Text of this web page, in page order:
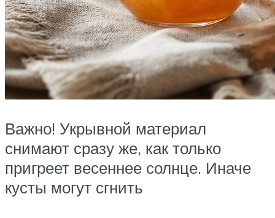
Важно! Укрывной материал
снимают сразу же, как только
пригреет весеннее солнце. Иначе
кусты могут сгнить